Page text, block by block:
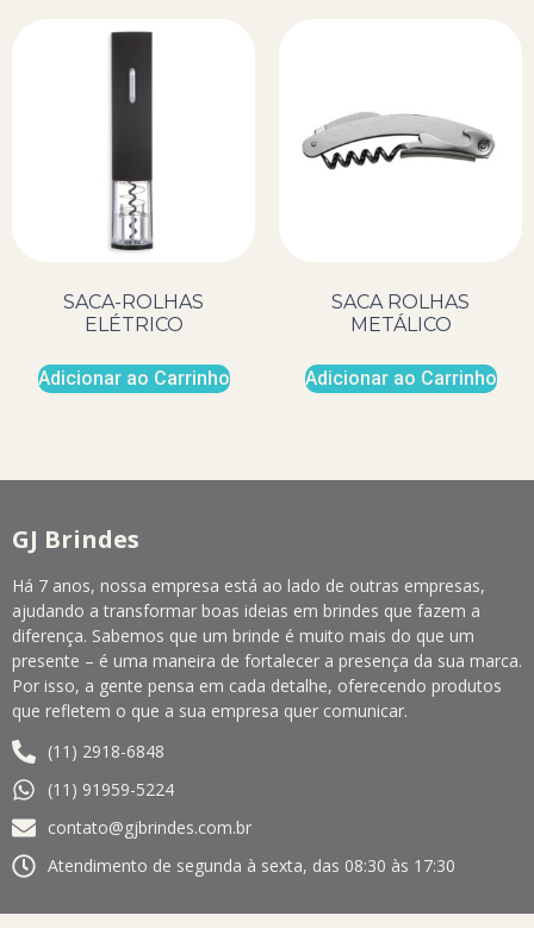
SACA-ROLHAS
ELÉTRICO
Adicionar ao Carrinho
SACA ROLHAS
METÁLICO
Adicionar ao Carrinho
GJ Brindes
Há 7 anos, nossa empresa está ao lado de outras empresas,
ajudando a transformar boas ideias em brindes que fazem a
diferença. Sabemos que um brinde é muito mais do que um
presente – é uma maneira de fortalecer a presença da sua marca.
Por isso, a gente pensa em cada detalhe, oferecendo produtos
que refletem o que a sua empresa quer comunicar.
(11) 2918-6848
(11) 91959-5224
contato@gjbrindes.com.br
Atendimento de segunda à sexta, das 08:30 às 17:30